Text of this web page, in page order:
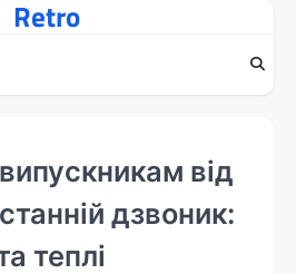
Retro
від
дзвоник:
теплі